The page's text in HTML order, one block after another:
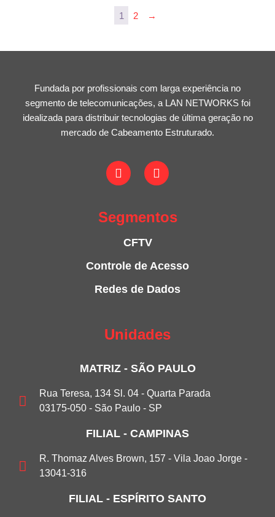
1 2 →
Fundada por profissionais com larga experiência no
segmento de telecomunicações, a LAN NETWORKS foi
idealizada para distribuir tecnologias de última geração no
mercado de Cabeamento Estruturado.
Segmentos
CFTV
Controle de Acesso
Redes de Dados
Unidades
MATRIZ - SÃO PAULO
Rua Teresa, 134 Sl. 04 - Quarta Parada
03175-050 - São Paulo - SP
FILIAL - CAMPINAS
R. Thomaz Alves Brown, 157 - Vila Joao Jorge -
13041-316
FILIAL - ESPÍRITO SANTO